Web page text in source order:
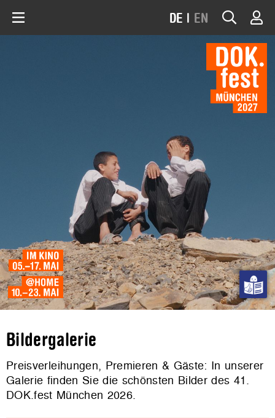
DE | EN
Bildergalerie
Preisverleihungen, Premieren & Gäste: In unserer
Galerie finden Sie die schönsten Bilder des 41.
DOK.fest München 2026.